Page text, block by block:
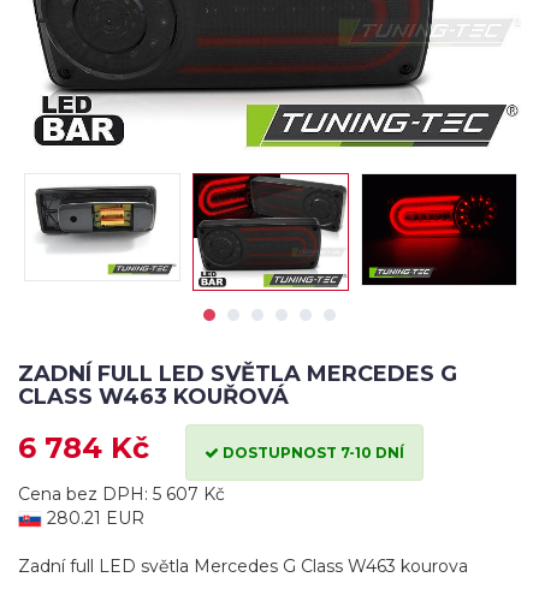
ZADNÍ FULL LED SVĚTLA MERCEDES G
CLASS W463 KOUŘOVÁ
6 784 Kč DOSTUPNOST 7-10 DNÍ
Cena bez DPH: 5 607 Kč
280.21 EUR
Zadní full LED světla Mercedes G Class W463 kourova